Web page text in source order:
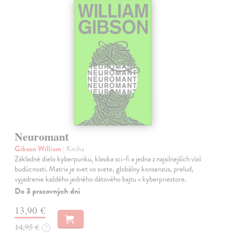
Neuromant
Gibson William | Kniha
Základné dielo kyberpunku, klasika sci-fi a jedna z najsilnejších vízií
budúcnosti. Matrix je svet vo svete, globálny konsenzus, prelud,
vyjadrenie každého jedného dátového bajtu v kyberpriestore.
Do 3 pracovných dní
13,90 €
14,95 € ?